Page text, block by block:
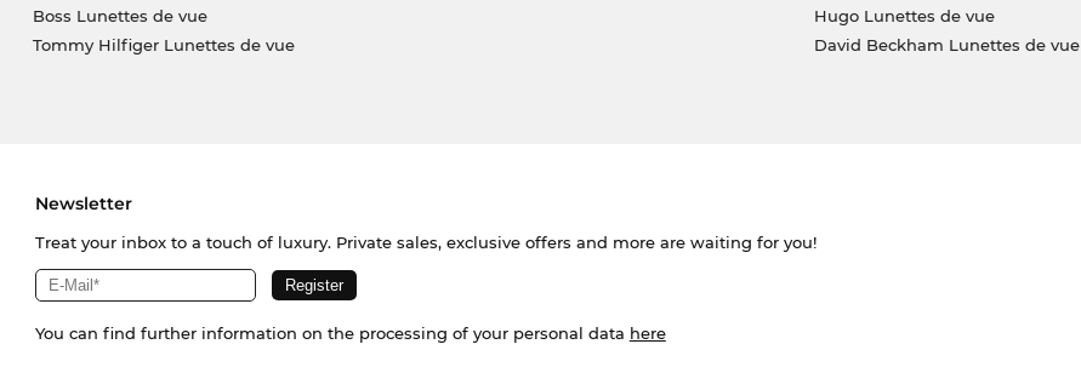
Boss Lunettes de vue
Tommy Hilfiger Lunettes de vue
Hugo Lunettes de vue
David Beckham Lunettes de vue
Newsletter
Treat your inbox to a touch of luxury. Private sales, exclusive offers and more are waiting for you!
You can find further information on the processing of your personal data here